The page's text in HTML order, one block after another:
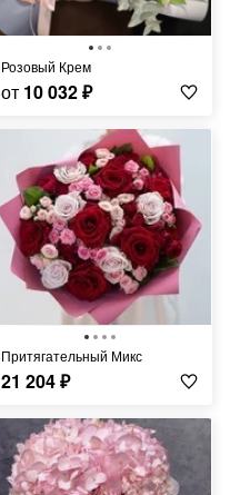
Розовый Крем
от 10 032₽
Притягательный Микс
21 204₽